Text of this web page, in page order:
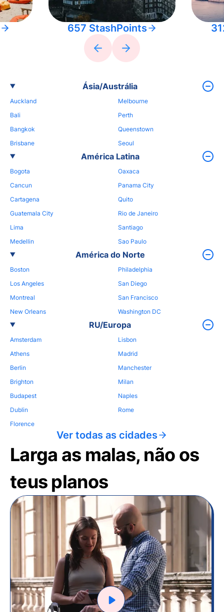
657 StashPoints
Ásia/Austrália
Auckland
Bali
Bangkok
Brisbane
Melbourne
Perth
Queenstown
Seoul
América Latina
Bogota
Cancun
Cartagena
Guatemala City
Lima
Medellin
Oaxaca
Panama City
Quito
Rio de Janeiro
Santiago
Sao Paulo
América do Norte
Boston
Los Angeles
Montreal
New Orleans
Philadelphia
San Diego
San Francisco
Washington DC
RU/Europa
Amsterdam
Athens
Berlin
Brighton
Budapest
Dublin
Florence
Lisbon
Madrid
Manchester
Milan
Naples
Rome
Ver todas as cidades
Larga as malas, não os
teus planos